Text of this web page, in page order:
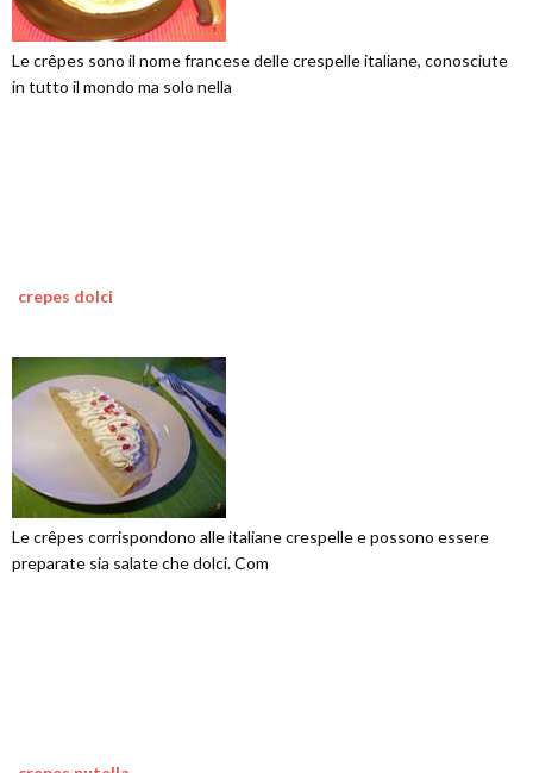
Le crêpes sono il nome francese delle crespelle italiane, conosciute
in tutto il mondo ma solo nella
crepes dolci
Le crêpes corrispondono alle italiane crespelle e possono essere
preparate sia salate che dolci. Com